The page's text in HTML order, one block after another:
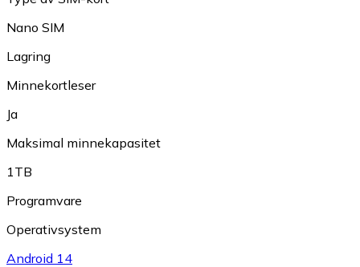
Nano SIM
Lagring
Minnekortleser
Ja
Maksimal minnekapasitet
1TB
Programvare
Operativsystem
Android 14